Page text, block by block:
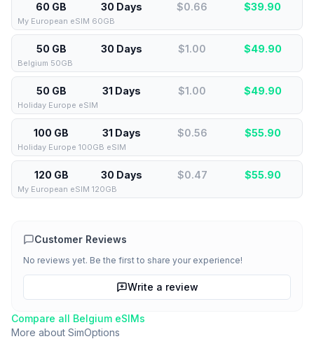
60 GB 30 Days $0.66 $39.90
My European eSIM 60GB
50 GB 30 Days $1.00 $49.90
Belgium 50GB
50 GB 31 Days $1.00 $49.90
Holiday Europe eSIM
100 GB 31 Days $0.56 $55.90
Holiday Europe 100GB eSIM
120 GB 30 Days $0.47 $55.90
My European eSIM 120GB
Customer Reviews
No reviews yet. Be the first to share your experience!
Write a review
Compare all Belgium eSIMs
More about SimOptions